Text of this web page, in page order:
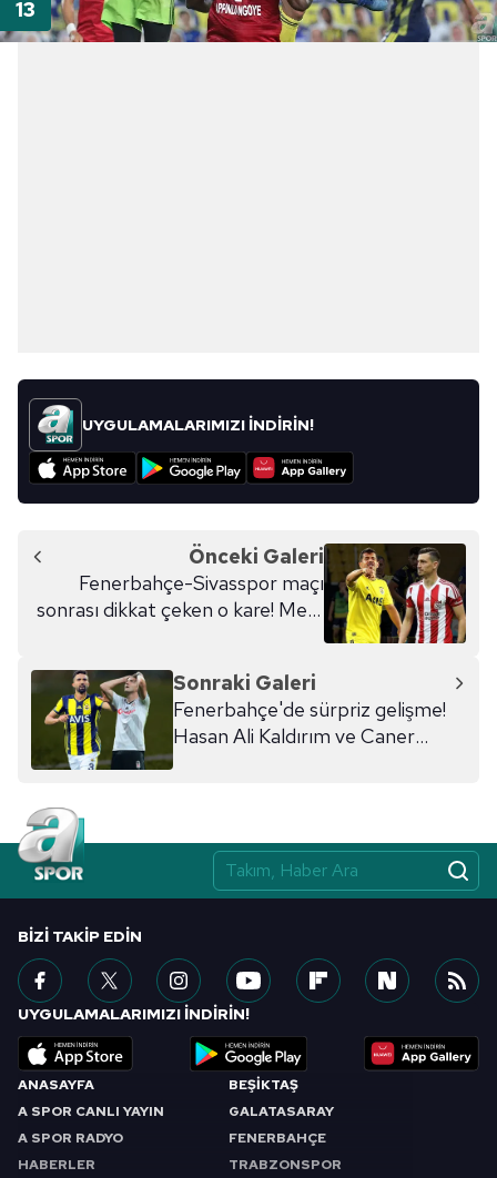
UYGULAMALARIMIZI İNDİRİN!
Önceki Galeri
Fenerbahçe-Sivasspor maçı
sonrası dikkat çeken o kare! Mert
Sonraki Galeri
Fenerbahçe'de sürpriz gelişme!
Hasan Ali Kaldırım ve Caner
ANASAYFA
A SPOR CANLI YAYIN
A SPOR RADYO
HABERLER
BEŞİKTAŞ
GALATASARAY
FENERBAHÇE
TRABZONSPOR
BIZI TAKIP EDIN
UYGULAMALARIMIZI İNDİRİN!